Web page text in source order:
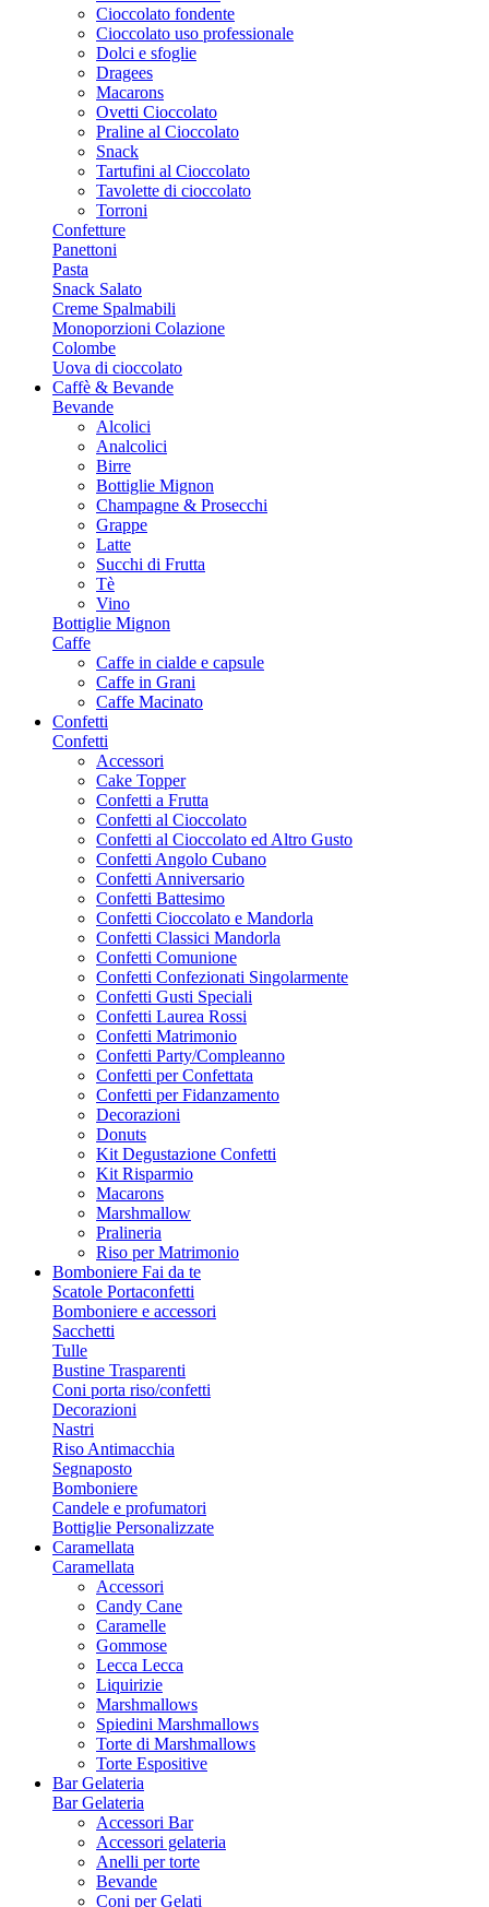
Cioccolato fondente
Cioccolato uso professionale
Dolci e sfoglie
Dragees
Macarons
Ovetti Cioccolato
Praline al Cioccolato
Snack
Tartufini al Cioccolato
Tavolette di cioccolato
Torroni
Confetture
Panettoni
Pasta
Snack Salato
Creme Spalmabili
Monoporzioni Colazione
Colombe
Uova di cioccolato
Caffè & Bevande
Bevande
Alcolici
Analcolici
Birre
Bottiglie Mignon
Champagne & Prosecchi
Grappe
Latte
Succhi di Frutta
Tè
Vino
Bottiglie Mignon
Caffe
Caffe in cialde e capsule
Caffe in Grani
Caffe Macinato
Confetti
Confetti
Accessori
Cake Topper
Confetti a Frutta
Confetti al Cioccolato
Confetti al Cioccolato ed Altro Gusto
Confetti Angolo Cubano
Confetti Anniversario
Confetti Battesimo
Confetti Cioccolato e Mandorla
Confetti Classici Mandorla
Confetti Comunione
Confetti Confezionati Singolarmente
Confetti Gusti Speciali
Confetti Laurea Rossi
Confetti Matrimonio
Confetti Party/Compleanno
Confetti per Confettata
Confetti per Fidanzamento
Decorazioni
Donuts
Kit Degustazione Confetti
Kit Risparmio
Macarons
Marshmallow
Pralineria
Riso per Matrimonio
Bomboniere Fai da te
Scatole Portaconfetti
Bomboniere e accessori
Sacchetti
Tulle
Bustine Trasparenti
Coni porta riso/confetti
Decorazioni
Nastri
Riso Antimacchia
Segnaposto
Bomboniere
Candele e profumatori
Bottiglie Personalizzate
Caramellata
Caramellata
Accessori
Candy Cane
Caramelle
Gommose
Lecca Lecca
Liquirizie
Marshmallows
Spiedini Marshmallows
Torte di Marshmallows
Torte Espositive
Bar Gelateria
Bar Gelateria
Accessori Bar
Accessori gelateria
Anelli per torte
Bevande
Coni per Gelati